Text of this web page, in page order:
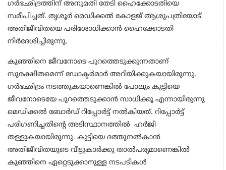
ഗര്‍ഭഛിദ്രത്തിന് അനുമതി തേടി ഹൈക്കോടതിയെ
സമീപിച്ചത്. തൃശൂര്‍ മെഡിക്കല്‍ കോളജ് ആശുപത്രിയോട്
അതിജീവിതയെ പരിശോധിക്കാന്‍ ഹൈക്കോടതി
നിര്‍ദേശിച്ചിരുന്നു.
കുഞ്ഞിനെ ജീവനോടെ പുറത്തെടുക്കുന്നതാണ്
സുരക്ഷിതമെന്ന് ഡോക്ടര്‍മാര്‍ അറിയിക്കുകയായിരുന്നു.
ഗര്‍ഭഛിദ്രം നടത്തുകയാണെങ്കില്‍ പോലും കുട്ടിയെ
ജീവനോടെയേ പുറത്തെടുക്കാന്‍ സാധിക്കൂ എന്നായിരുന്നു
മെഡിക്കല്‍ ബോര്‍ഡ് റിപ്പോര്‍ട്ട് നല്‍കിയത്. റിപ്പോര്‍ട്ട്
പരിഗണിച്ചതിന്റെ അടിസ്ഥാനത്തില്‍ ഹര്‍ജി
തള്ളുകയായിരുന്നു. കുട്ടിയെ ദത്തുനല്‍കാന്‍
അതിജീവിതയുടെ വീട്ടുകാര്‍ക്കു താല്‍പര്യമാണെങ്കില്‍
കുഞ്ഞിനെ ഏറ്റെടുക്കാനുള്ള നടപടികള്‍